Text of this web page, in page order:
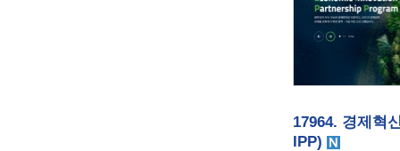
17964. 경제혁
IPP)